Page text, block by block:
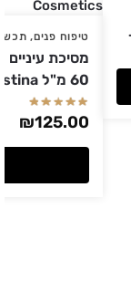
טיפוח פנים,
מסיכת עיניים
60 מ"ל Christina כריסטינה
₪125.00